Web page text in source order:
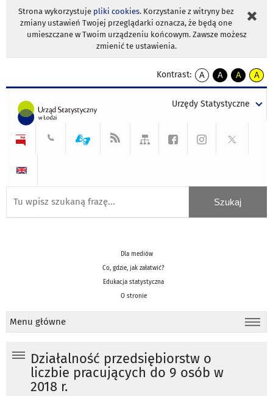
Strona wykorzystuje pliki cookies. Korzystanie z witryny bez
zmiany ustawień Twojej przeglądarki oznacza, że będą one
umieszczane w Twoim urządzeniu końcowym. Zawsze możesz
zmienić te ustawienia.
Kontrast:
A
kontrast
A
kontrast
tekst
czarnym
A
kontrast
tekst
czarnym
A
tekst
żółtym
Urzędy Statystyczne
Dla mediów
Co, gdzie, jak załatwić?
Edukacja statystyczna
O stronie
Menu główne
Działalność przedsiębiorstw o
liczbie pracujących do 9 osób w
2018 r.